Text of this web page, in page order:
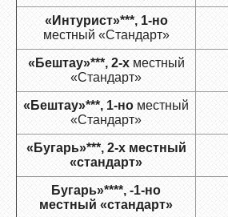
«Интурист»***, 1-но
местный «Стандарт»
«Бештау»***, 2-хместный
«Стандарт»
«Бештау»***, 1-но местный
«Стандарт»
«Бугарь»***, 2-х местный
«стандарт»
Бугарь»****, -1-но
местный «стандарт»